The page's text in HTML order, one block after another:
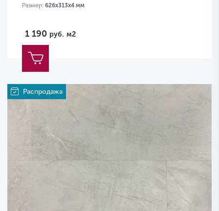
Размер: 626х313х4 мм
1 190 руб. м2
Распродажа